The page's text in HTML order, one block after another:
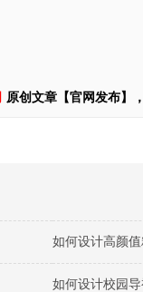
原创文章【官网发布】
如何设计高颜
如何设计校园